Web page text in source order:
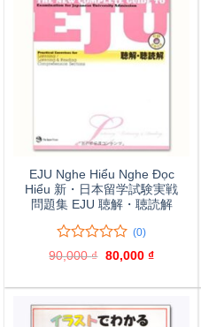
EJU Nghe Hiểu Nghe Đọc
Hiểu 新・日本留学試験実戦
問題集 EJU 聴解・聴読解
0
trên
0
giá
(0)
90,000₫ Giá
90,000 ₫.
80,000 ₫Giá
là:
80,000 ₫.